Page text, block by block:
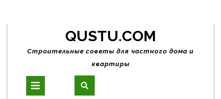
Skip
content
QUSTU.COM
Строительные советы для частного дома и
квартиры
Open